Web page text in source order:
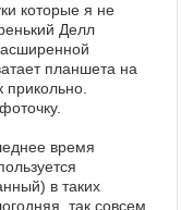
которые я не
Делл
планшета на
прикольно.
время
в таких
так совсем